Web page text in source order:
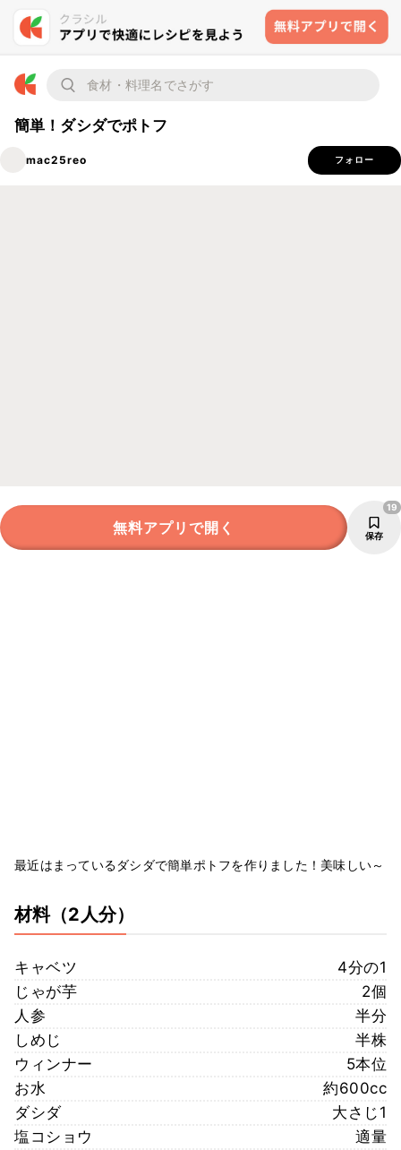
簡単！ダシダでポトフ
mac25reo フォロー
無料アプリで開く 保存
19
最近はまっているダシダで簡単ポトフを作りました！美味しい～
材料（2人分）
キャベツ
4分の1
じゃが芋
2個
人参
半分
しめじ
半株
ウィンナー
5本位
お水
約600cc
ダシダ
大さじ1
塩コショウ
適量